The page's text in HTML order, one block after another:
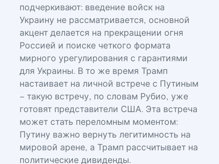
подчеркивают: введение войск на
Украину не рассматривается, основной
акцент делается на прекращении огня
Россией и поиске четкого формата
мирного урегулирования с гарантиями
для Украины. В то же время Трамп
настаивает на личной встрече с Путиным
– такую встречу, по словам Рубио, уже
готовят представители США. Эта встреча
может стать переломным моментом:
Путину важно вернуть легитимность на
мировой арене, а Трамп рассчитывает на
политические дивиденды.